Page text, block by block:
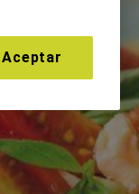
Aceptar